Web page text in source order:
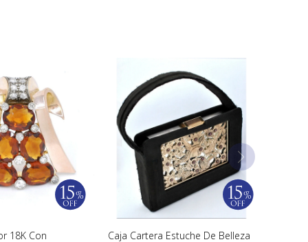
18K Con
Caja Cartera Estuche De Belleza